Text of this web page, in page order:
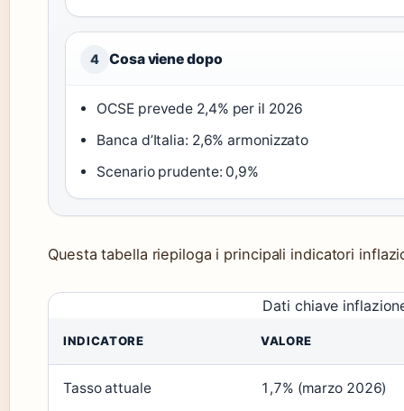
4 Cosa viene dopo
OCSE prevede 2,4% per il 2026
Banca d’Italia: 2,6% armonizzato
Scenario prudente: 0,9%
Questa tabella riepiloga i principali indicatori
Dati chiave
INDICATORE VALORE
Tasso attuale 1,7% (marzo 2026)